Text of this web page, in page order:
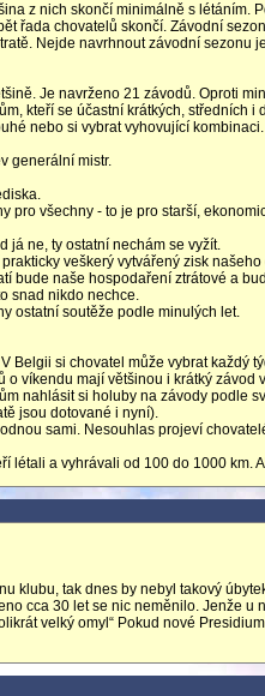
z nich skončí minimálně s létáním.
řada chovatelů skončí. Závodní
Nejde navrhnout závodní sezonu
Je navrženo 21 závodů. Oproti
kteří se účastní krátkých, středních i
nebo si vybrat vyhovující
generální mistr.
všechny - to je pro starší,
já ne, ty ostatní nechám se vyžít.
veškerý vytvářený zisk
bude naše hospodaření ztrátové a
snad nikdo nechce.
ostatní soutěže podle minulých let.
Belgii si chovatel může vybrat každý
víkendu mají většinou i krátký závod
nahlásit si holuby na závody podle
jsou dotované i nyní).
sami. Nesouhlas projeví
létali a vyhrávali od 100 do 1000 km.
klubu, tak dnes by nebyl takový
cca 30 let se nic neměnilo. Jenže u
velký omyl“ Pokud nové